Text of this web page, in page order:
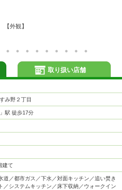
【外観】
み野２丁目
駅 徒歩17分
建て
道／都市ガス／下水／対面キッチン／追い焚き
／システムキッチン／床下収納／ウォークイン
取り扱い店舗